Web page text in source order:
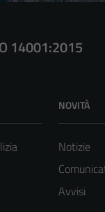
14001:2015
NOVITÀ
Notizie
Avvisi